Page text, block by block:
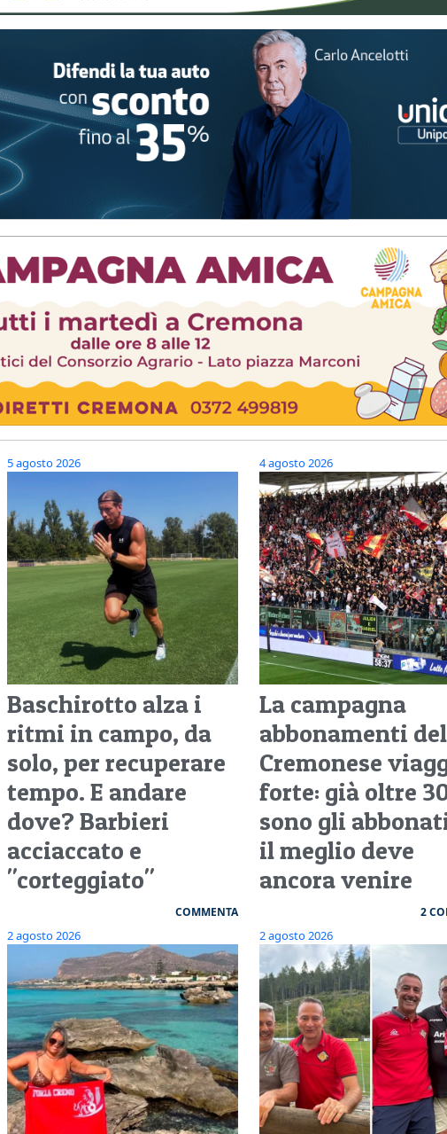
5 agosto 2026
Baschirotto alza i
ritmi in campo, da
solo, per recuperare
tempo. E andare
dove? Barbieri
acciaccato e
"corteggiato"
COMMENTA
4 agosto 2026
La campagna
abbonamenti
Cremonese
forte: già oltre
sono gli
il meglio deve
ancora venire
2
2 agosto 2026 2 agosto 2026